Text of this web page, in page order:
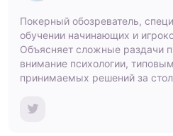
Покерный обозреватель,
обучении начинающих и
Объясняет сложные раздачи
внимание психологии,
принимаемых решений за